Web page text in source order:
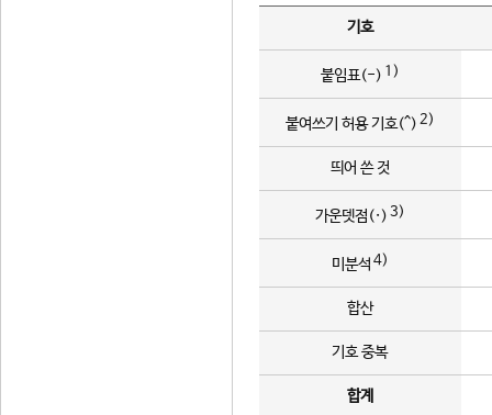
기호
붙임표(-) 1)
붙여쓰기 허용 기호(^) 2)
띄어 쓴 것
가운뎃점(·) 3)
미분석 4)
합산
기호 중복
합계